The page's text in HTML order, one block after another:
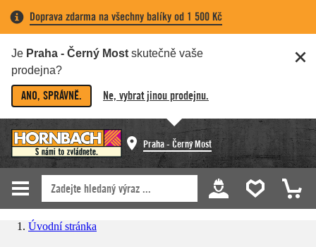
Doprava zdarma na všechny balíky od 1 500 Kč
Je Praha - Černý Most skutečně vaše
prodejna?
ANO, SPRÁVNĚ. Ne, vybrat jinou prodejnu.
Praha - Černý Most
Úvodní stránka